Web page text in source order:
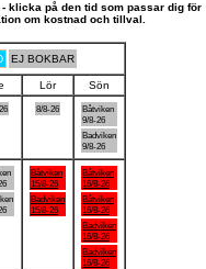
klicka på den tid som passar dig för
om kostnad och tillval.
EJ BOKBAR
Lör
Sön
8/8-26
Båtviken
9/8-26
Badviken
9/8-26
Båtviken
15/8-26
Badviken
15/8-26
Båtviken
16/8-26
Båtviken
16/8-26
Badviken
16/8-26
Badviken
16/8-26